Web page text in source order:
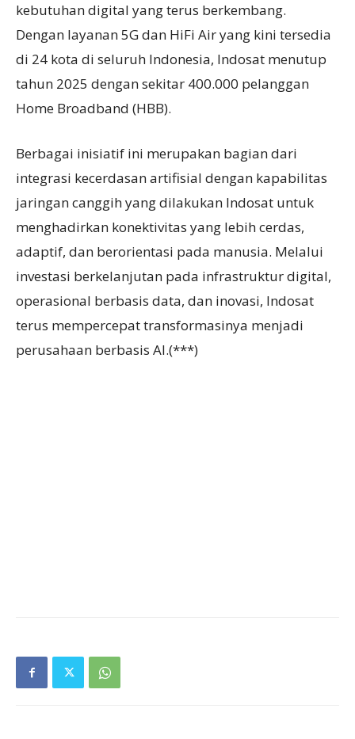
kebutuhan digital yang terus berkembang.
Dengan layanan 5G dan HiFi Air yang kini tersedia
di 24 kota di seluruh Indonesia, Indosat menutup
tahun 2025 dengan sekitar 400.000 pelanggan
Home Broadband (HBB).
Berbagai inisiatif ini merupakan bagian dari
integrasi kecerdasan artifisial dengan kapabilitas
jaringan canggih yang dilakukan Indosat untuk
menghadirkan konektivitas yang lebih cerdas,
adaptif, dan berorientasi pada manusia. Melalui
investasi berkelanjutan pada infrastruktur digital,
operasional berbasis data, dan inovasi, Indosat
terus mempercepat transformasinya menjadi
perusahaan berbasis AI.(***)